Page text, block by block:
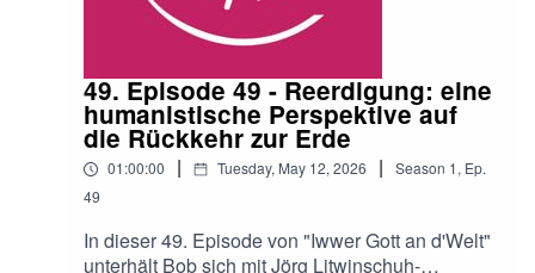
49. Episode 49 - Reerdigung: eine
humanistische Perspektive auf
die Rückkehr zur Erde
01:00:00 | Tuesday, May 12, 2026 | Season 1, Ep.
49
In dieser 49. Episode von "Iwwer Gott an d'Welt"
unterhält Bob sich mit Jörg Litwinschuh-